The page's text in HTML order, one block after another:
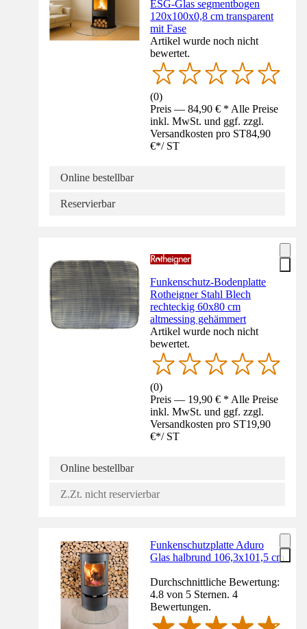
ESG-Glas segmentbogen
120x100x0,8 cm transparent
mit Fase
Artikel wurde noch nicht
bewertet.
(0)
Preis — 84,90 € * Alle Preise
inkl. MwSt. und ggf. zzgl.
Versandkosten pro ST84,90
€*/ ST
Online bestellbar
Reservierbar
Funkenschutz-Bodenplatte
Rotheigner Stahl Blech
rechteckig 60x80 cm
altmessing gehämmert
Artikel wurde noch nicht
bewertet.
(0)
Preis — 19,90 € * Alle Preise
inkl. MwSt. und ggf. zzgl.
Versandkosten pro ST19,90
€*/ ST
Online bestellbar
Z.Zt. nicht reservierbar
Funkenschutzplatte Aduro
Glas halbrund 106,3x101,5 cm
Durchschnittliche Bewertung:
4.8 von 5 Sternen. 4
Bewertungen.